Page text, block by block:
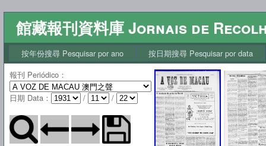
館藏報刊資料庫 Jornais de
按年份搜尋 Pesquisar por ano
按日期搜尋 Pesquisar por data
報刊 Periódico ：
日期 Data ： / /